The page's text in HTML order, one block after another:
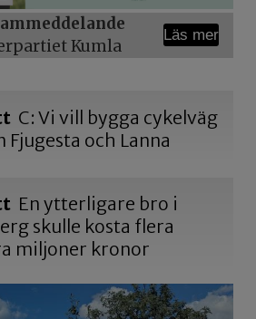
Kumla
Läs mer
C: Vi vill bygga cykelväg
Fjugesta och Lanna
En ytterligare bro i
skulle kosta flera
miljoner kronor